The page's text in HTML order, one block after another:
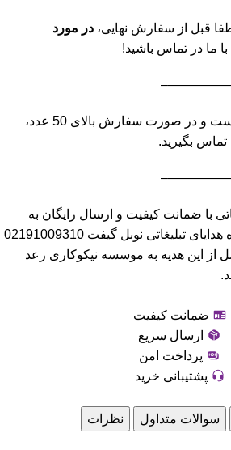
قبل از سفارش نهایی، در مورد
با ما در تماس باشید!
است و در صورت سفارش بالای 50 عدد،
تماس بگیرید.
با ضمانت کیفیت و ارسال رایگان به
نوبل گیفت 02191009310
از این هدیه به موسسه نیکوکاری رعد
ضمانت کیفیت
ارسال سریع
پرداخت امن
پشتیبانی خرید
سوالات متداول نظرات